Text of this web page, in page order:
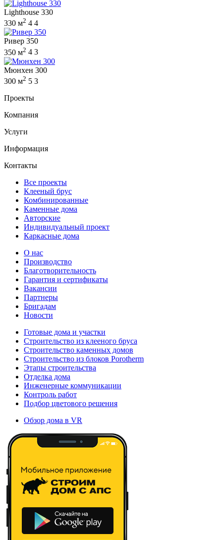
Lighthouse 330
330 м2 4 4
Ривер 350
350 м2 4 3
Мюнхен 300
300 м2 5 3
Проекты
Компания
Услуги
Информация
Контакты
Все проекты
Клееный брус
Комбинированные
Каменные дома
Авторские
Индивидуальный проект
Каркасные дома
О нас
Производство
Благотворительность
Гарантия и сертификаты
Вакансии
Партнеры
Бригадам
Новости
Готовые дома и участки
Строительство из клееного бруса
Строительство каменных домов
Строительство из блоков Porotherm
Этапы строительства
Отделка дома
Инженерные коммуникации
Контроль работ
Подбор цветового решения
Обзор дома в VR